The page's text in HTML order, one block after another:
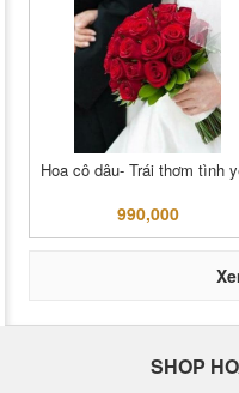
Hoa cô dâu- Trái thơm tình
990,000
SHOP